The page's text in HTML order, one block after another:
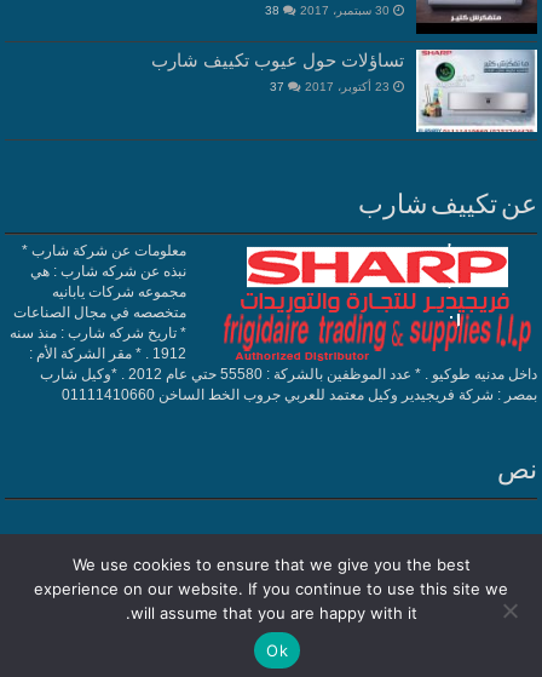
30 سبتمبر، 2017 38
تساؤلات حول عيوب تكييف شارب
23 أكتوبر، 2017 37
عن تكييف شارب
معلومات عن شركة شارب *
نبذه عن شركه شارب : هي
مجموعه شركات يابانيه
متخصصه في مجال الصناعات
* تاريخ شركه شارب : منذ سنه
1912 . * مقر الشركة الأم :
داخل مدنيه طوكيو . * عدد الموظفين بالشركة : 55580 حتي عام 2012 . *وكيل شارب
بمصر : شركة فريجيدير وكيل معتمد للعربي جروب الخط الساخن 01111410660
نص
Powered by تكييف شارب| Designed by فريجيدير
We use cookies to ensure that we give you the best
experience on our website. If you continue to use this site we
will assume that you are happy with it.
Ok